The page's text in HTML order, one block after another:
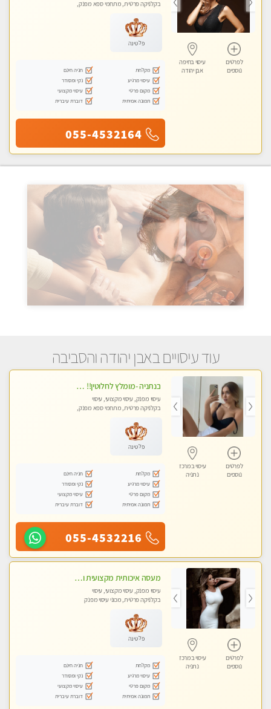
לפרטים
נוספים
עיסוי בחיפה
אבן יהודה
בקלניקה פרטית, מתחמי ספא מפנק,
פלטינה
מקלחת
חניה חינם
עיסוי מרגיע
נקי ומסודר
מקום פרטי
עיסוי מקצועי
תמונה אמיתית
דוברת עיברית
055-4532164
עוד עיסויים באבן יהודה והסביבה
לפרטים
נוספים
עיסוי במרכז
נתניה
בנתניה -מומלץ לחלוטין!! כל סוגי העיסויים מעסה מקצועית ואיכותית פרטי!!!
עיסוי מפנק, עיסוי מקצועי, עיסוי
בקלניקה פרטית, מתחמי ספא מפנק,
פלטינה
מקלחת
חניה חינם
עיסוי מרגיע
נקי ומסודר
מקום פרטי
עיסוי מקצועי
תמונה אמיתית
דוברת עיברית
055-4532216
לפרטים
נוספים
עיסוי במרכז
נתניה
מעסה איכותית מקצועית ומפנקת מאוד בנתניה
עיסוי מפנק, עיסוי מקצועי, עיסוי
בקלניקה פרטית, מכוני עיסוי מפנק
פלטינה
מקלחת
חניה חינם
עיסוי מרגיע
נקי ומסודר
מקום פרטי
עיסוי מקצועי
תמונה אמיתית
דוברת עיברית